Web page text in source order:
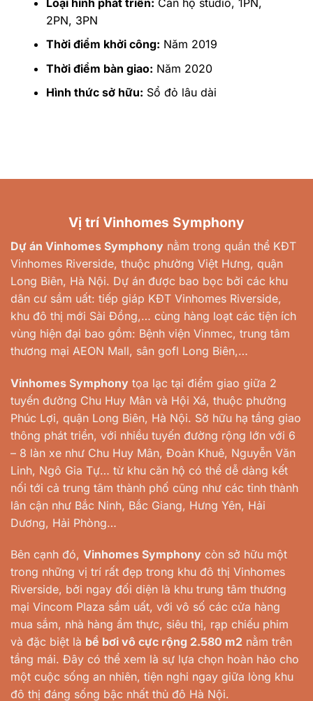
2PN, 3PN
Thời điểm khởi công: Năm 2019
Thời điểm bàn giao: Năm 2020
Hình thức sở hữu: Sổ đỏ lâu dài
Vị trí Vinhomes Symphony
Dự án Vinhomes Symphony nằm trong quần thể KĐT
Vinhomes Riverside, thuộc phường Việt Hưng, quận
Long Biên, Hà Nội. Dự án được bao bọc bởi các khu
dân cư sầm uất: tiếp giáp KĐT Vinhomes Riverside,
khu đô thị mới Sài Đồng,… cùng hàng loạt các tiện ích
vùng hiện đại bao gồm: Bệnh viện Vinmec, trung tâm
thương mại AEON Mall, sân gofl Long Biên,…
Vinhomes Symphony tọa lạc tại điểm giao giữa 2
tuyến đường Chu Huy Mân và Hội Xá, thuộc phường
Phúc Lợi, quận Long Biên, Hà Nội. Sở hữu hạ tầng giao
thông phát triển, với nhiều tuyến đường rộng lớn với 6
– 8 làn xe như Chu Huy Mân, Đoàn Khuê, Nguyễn Văn
Linh, Ngô Gia Tự… từ khu căn hộ có thể dễ dàng kết
nối tới cả trung tâm thành phố cũng như các tỉnh thành
lân cận như Bắc Ninh, Bắc Giang, Hưng Yên, Hải
Dương, Hải Phòng…
Bên cạnh đó, Vinhomes Symphony còn sở hữu một
trong những vị trí rất đẹp trong khu đô thị Vinhomes
Riverside, bởi ngay đối diện là khu trung tâm thương
mại Vincom Plaza sầm uất, với vô số các cửa hàng
mua sắm, nhà hàng ẩm thực, siêu thị, rạp chiếu phim
và đặc biệt là bể bơi vô cực rộng 2.580 m2 nằm trên
tầng mái. Đây có thể xem là sự lựa chọn hoàn hảo cho
một cuộc sống an nhiên, tiện nghi ngay giữa lòng khu
đô thị đáng sống bậc nhất thủ đô Hà Nội.